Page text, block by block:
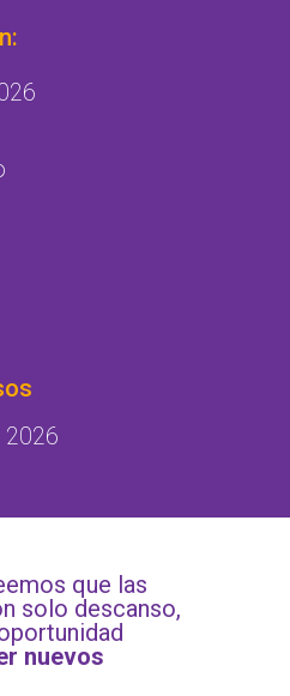
2026
que las
solo descanso,
nuevos